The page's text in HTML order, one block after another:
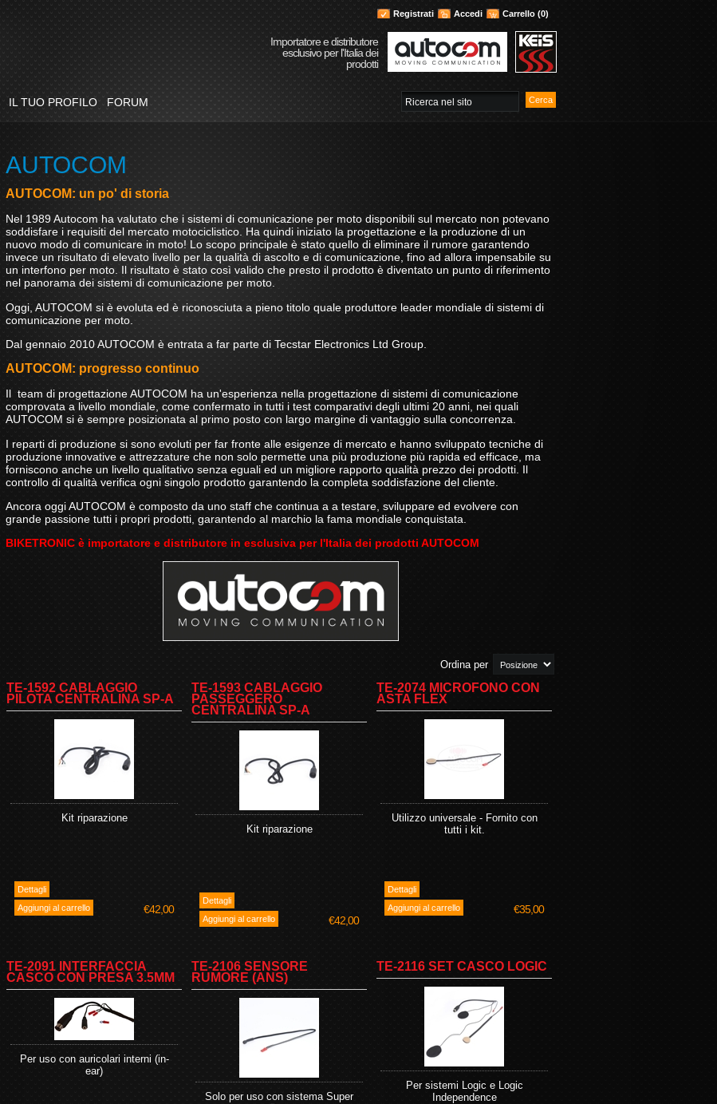
Importatore e distributore
esclusivo per l'Italia dei
prodotti
Registrati Accedi Carrello (0)
IL TUO PROFILO FORUM
AUTOCOM
AUTOCOM: un po' di storia
Nel 1989 Autocom ha valutato che i sistemi di comunicazione per moto disponibili sul mercato non potevano
soddisfare i requisiti del mercato motociclistico. Ha quindi iniziato la progettazione e la produzione di un
nuovo modo di comunicare in moto! Lo scopo principale è stato quello di eliminare il rumore garantendo
invece un risultato di elevato livello per la qualità di ascolto e di comunicazione, fino ad allora impensabile su
un interfono per moto. Il risultato è stato così valido che presto il prodotto è diventato un punto di riferimento
nel panorama dei sistemi di comunicazione per moto.
Oggi, AUTOCOM si è evoluta ed è riconosciuta a pieno titolo quale produttore leader mondiale di sistemi di
comunicazione per moto.
Dal gennaio 2010 AUTOCOM è entrata a far parte di Tecstar Electronics Ltd Group.
AUTOCOM: progresso continuo
Il team di progettazione AUTOCOM ha un'esperienza nella progettazione di sistemi di comunicazione
comprovata a livello mondiale, come confermato in tutti i test comparativi degli ultimi 20 anni, nei quali
AUTOCOM si è sempre posizionata al primo posto con largo margine di vantaggio sulla concorrenza.
I reparti di produzione si sono evoluti per far fronte alle esigenze di mercato e hanno sviluppato tecniche di
produzione innovative e attrezzature che non solo permette una più produzione più rapida ed efficace, ma
forniscono anche un livello qualitativo senza eguali ed un migliore rapporto qualità prezzo dei prodotti. Il
controllo di qualità verifica ogni singolo prodotto garantendo la completa soddisfazione del cliente.
Ancora oggi AUTOCOM è composto da uno staff che continua a a testare, sviluppare ed evolvere con
grande passione tutti i propri prodotti, garantendo al marchio la fama mondiale conquistata.
BIKETRONIC è importatore e distributore in esclusiva per l'Italia dei prodotti AUTOCOM
Ordina per
TE-1592 CABLAGGIO
PILOTA CENTRALINA SP-A
Kit riparazione
€42,00
TE-1593 CABLAGGIO
PASSEGGERO
CENTRALINA SP-A
Kit riparazione
€42,00
TE-2074 MICROFONO CON
ASTA FLEX
Utilizzo universale - Fornito con
tutti i kit.
€35,00
TE-2091 INTERFACCIA
CASCO CON PRESA 3.5MM
Per uso con auricolari interni (in-
ear)
TE-2106 SENSORE
RUMORE (ANS)
Solo per uso con sistema Super
TE-2116 SET CASCO LOGIC
Per sistemi Logic e Logic
Independence